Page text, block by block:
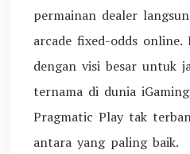
permainan dealer
arcade fixed-odds online.
dengan visi besar untuk
ternama di dunia
Pragmatic Play tak
antara yang paling baik.